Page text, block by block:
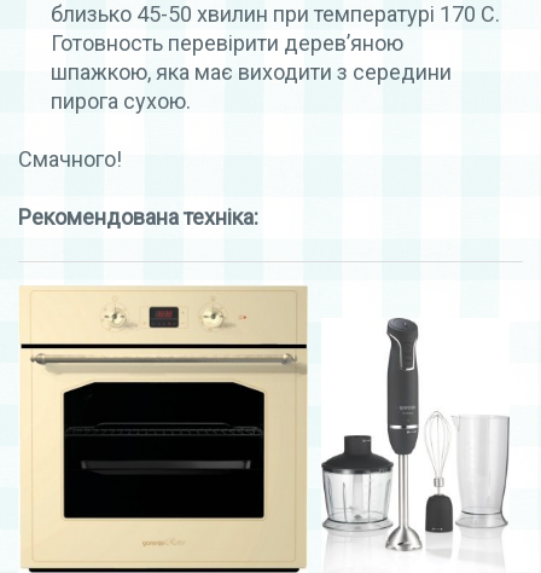
близько 45-50 хвилин при температурі 170 С.
Готовность перевірити дерев’яною
шпажкою, яка має виходити з середини
пирога сухою.
Смачного!
Рекомендована техніка: